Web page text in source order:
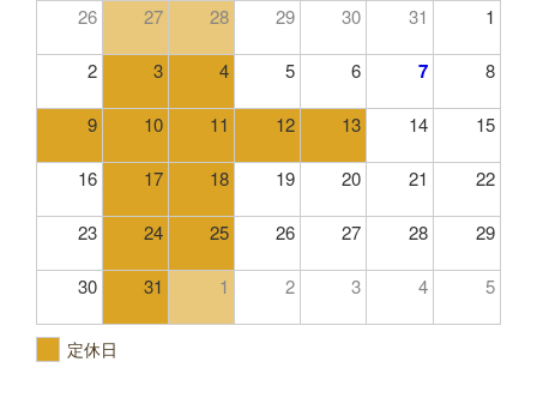
26 27 28 29 30 31 1
2 3 4 5 6 7 8
9 10 11 12 13 14 15
16 17 18 19 20 21 22
23 24 25 26 27 28 29
30 31 1 2 3 4 5
定休日